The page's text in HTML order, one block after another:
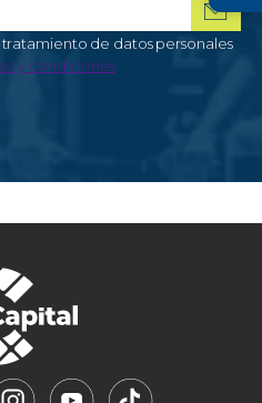
datos personalesde datos personales
y condiciones